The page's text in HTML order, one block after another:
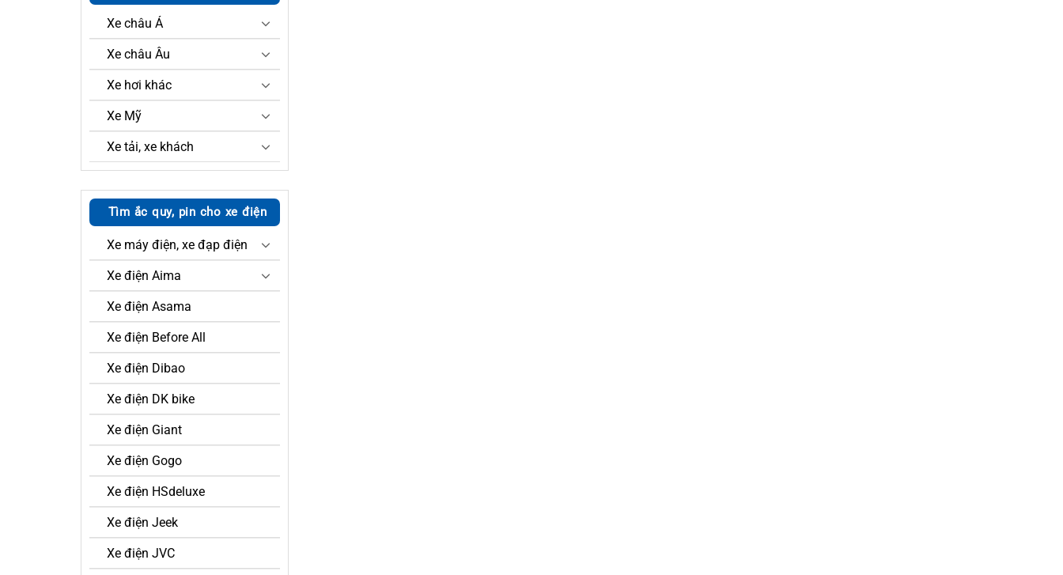
Xe châu Á
Xe châu Âu
Xe hơi khác
Xe Mỹ
Xe tải, xe khách
Tìm ắc quy, pin cho xe điện
Xe máy điện, xe đạp điện
Xe điện Aima
Xe điện Asama
Xe điện Before All
Xe điện Dibao
Xe điện DK bike
Xe điện Giant
Xe điện Gogo
Xe điện HSdeluxe
Xe điện Jeek
Xe điện JVC